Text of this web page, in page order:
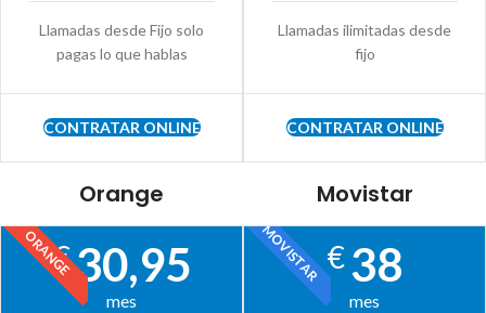
Llamadas desde Fijo solo
pagas lo que hablas
CONTRATAR ONLINE
Llamadas ilimitadas desde
fijo
CONTRATAR ONLINE
Orange
ORANGE
€30,95
mes
Movistar
MOVISTAR€38
mes